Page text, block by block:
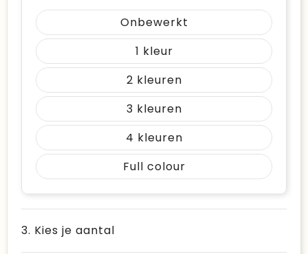
Onbewerkt
1
2
3
4
Full colour
3. Kies je aantal